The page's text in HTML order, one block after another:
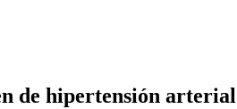
de hipertensión arterial